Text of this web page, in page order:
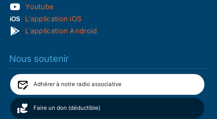
Youtube
L'application iOS
L'application Android
Nous soutenir
Adhérer à notre radio associative
Faire un don (déductible)